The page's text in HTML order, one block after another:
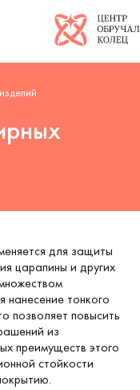
Логотип
для защиты
царапины и других
нанесение тонкого
позволяет повысить
из
преимуществ этого
стойкости